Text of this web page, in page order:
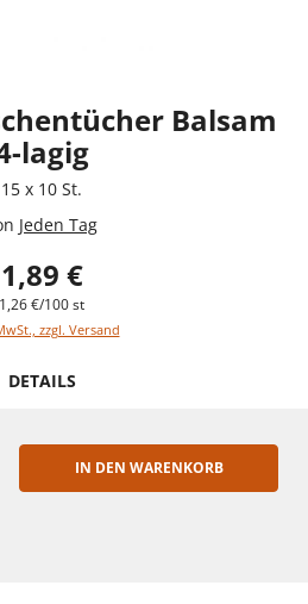
Balsam
lagig
15 x 10 St.
Jeden Tag
1,89 €
1,26 €/100 st
zzgl. Versand
DETAILS
IN DEN WARENKORB